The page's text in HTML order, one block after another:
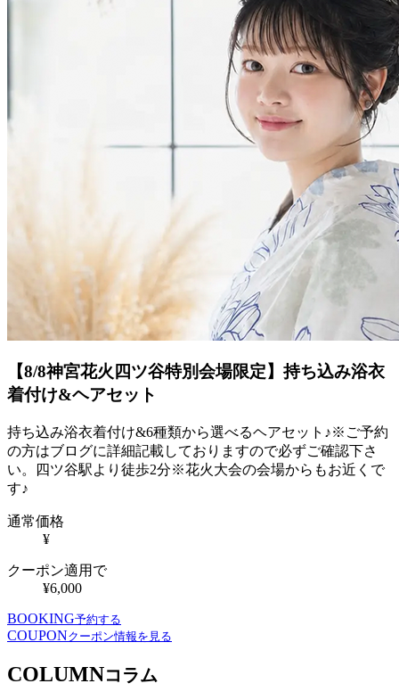
【8/8神宮花火四ツ谷特別会場限定】持ち込み浴衣
着付け&ヘアセット
持ち込み浴衣着付け&6種類から選べるヘアセット♪※ご予約
の方はブログに詳細記載しておりますので必ずご確認下さ
い。四ツ谷駅より徒歩2分※花火大会の会場からもお近くで
す♪
通常価格
¥
クーポン適用で
¥6,000
BOOKING予約する
COUPONクーポン情報を見る
COLUMNコラム